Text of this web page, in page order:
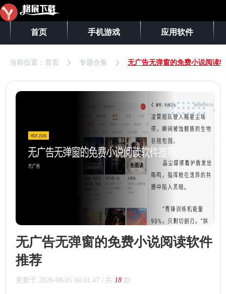
首页 手机游戏 应用软件
当前位置： 首页 专题合集 无广告无弹窗的免费小说阅读
无广告无弹窗的免费小说阅读软件
推荐
更新于 2026-08-05 04:01:47 / 共 18 款